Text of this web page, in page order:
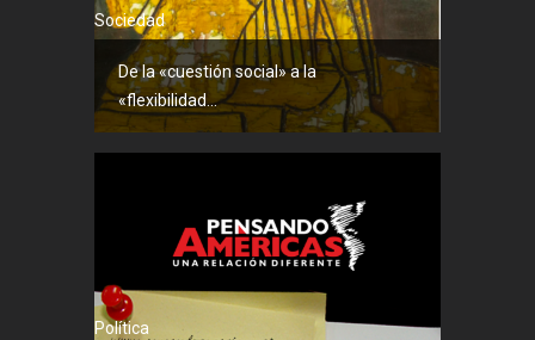
Sociedad
De la «cuestión social» a la
«flexibilidad...
Política